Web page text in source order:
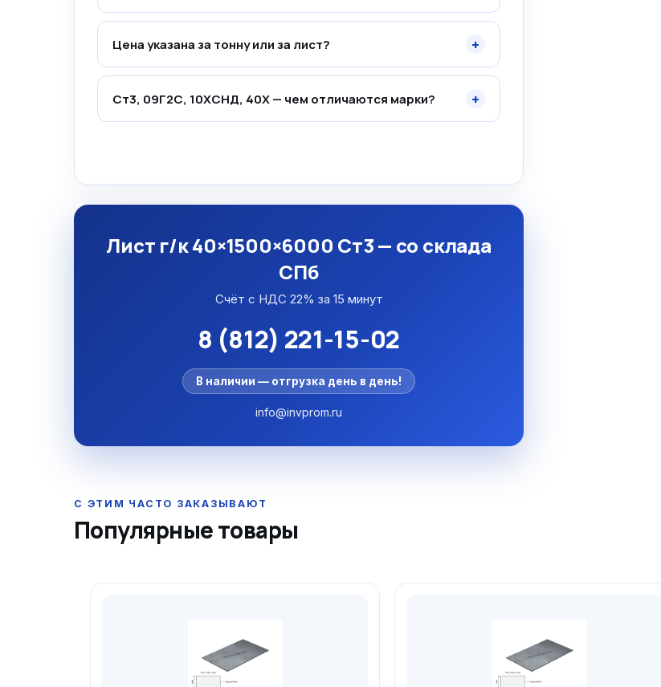
Цена указана за тонну или за лист? +
Ст3, 09Г2С, 10ХСНД, 40Х — чем отличаются марки? +
Лист г/к 40×1500×6000 Ст3 — со склада
СПб
Счёт с НДС 22% за 15 минут
8 (812) 221-15-02
В наличии — отгрузка день в день!
info@invprom.ru
Популярные товары